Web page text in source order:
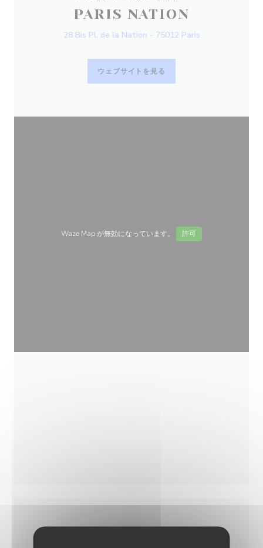
PARIS NATION
28 Bis Pl. de la Nation - 75012 Paris
ウェブサイトを見る
Waze Map が無効になっています。 許可